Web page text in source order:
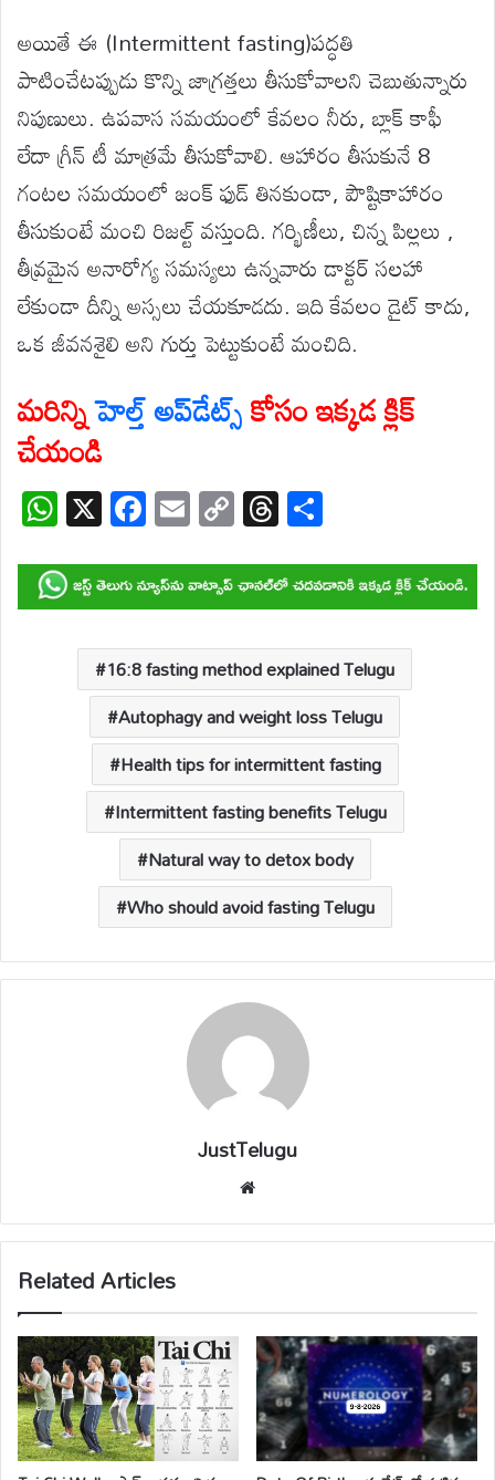
అయితే ఈ (Intermittent fasting)పద్ధతి
పాటించేటప్పుడు కొన్ని జాగ్రత్తలు తీసుకోవాలని చెబుతున్నారు
నిపుణులు. ఉపవాస సమయంలో కేవలం నీరు, బ్లాక్ కాఫీ
లేదా గ్రీన్ టీ మాత్రమే తీసుకోవాలి. ఆహారం తీసుకునే 8
గంటల సమయంలో జంక్ ఫుడ్ తినకుండా, పౌష్టికాహారం
తీసుకుంటే మంచి రిజల్ట్ వస్తుంది. గర్భిణీలు, చిన్న పిల్లలు ,
తీవ్రమైన అనారోగ్య సమస్యలు ఉన్నవారు డాక్టర్ సలహా
లేకుండా దీన్ని అస్సలు చేయకూడదు. ఇది కేవలం డైట్ కాదు,
ఒక జీవనశైలి అని గుర్తు పెట్టుకుంటే మంచిది.
మరిన్నిహెల్త్ అప్‌డేట్స్కోసం ఇక్కడ క్లిక్
చేయండి
W
h
at
s
A
X F
ac
e
b
o
o
k
E
m
ail
C
o
p
y
Li
n
k
T
hr
e
a
d
s
ar
e
16:8 fasting method explained Telugu
Autophagy and weight loss Telugu
Health tips for intermittent fasting
Intermittent fasting benefits Telugu
Natural way to detox body
Who should avoid fasting Telugu
JustTelugu
bsi
te
Related Articles